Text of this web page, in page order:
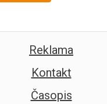
Reklama
Kontakt
Časopis